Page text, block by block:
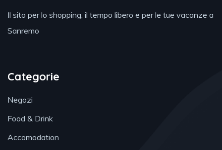
Il sito per lo shopping, il tempo libero e per le tue vacanze a
Sanremo
Categorie
Negozi
Food & Drink
Accomodation